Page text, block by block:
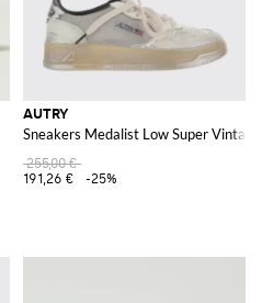
AUTRY
Sneakers Medalist Low Super
255,00 €
191,26 €
-25%